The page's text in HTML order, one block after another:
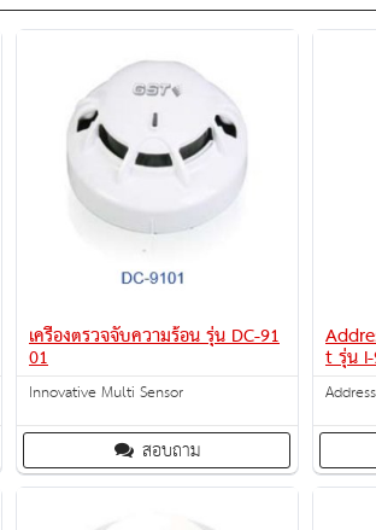
เครื่องตรวจจับความร้อน รุ่น DC-91
01
Innovative Multi Sensor
สอบถาม
t รุ่น